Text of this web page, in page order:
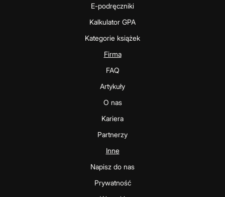
E-podręczniki
Kalkulator GPA
Kategorie książek
Firma
FAQ
Artykuły
O nas
Kariera
Partnerzy
Inne
Napisz do nas
Prywatność